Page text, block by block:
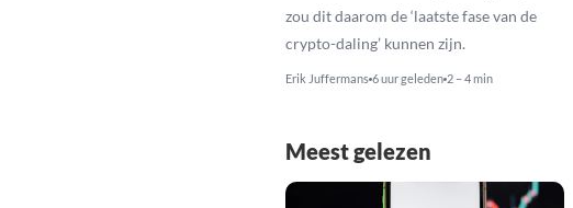
zou dit daarom de ‘laatste fase van de
crypto-daling’ kunnen zijn.
Erik Juffermans 6 uur geleden 2 – 4 min
Meest gelezen